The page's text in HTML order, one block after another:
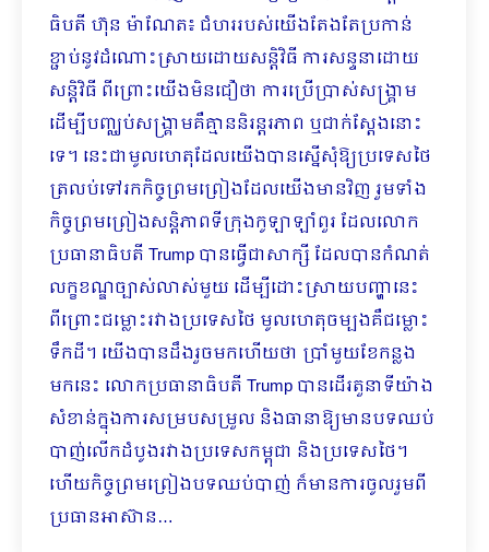
ធិបតី ហ៊ុន ម៉ាណែត៖ ជំហររបស់យើងតែងតែប្រកាន់
ខ្ជាប់នូវដំណោះស្រាយដោយសន្តិវិធី ការសន្ទនាដោយ
សន្តិវិធី ពីព្រោះយើងមិនជឿថា ការប្រើប្រាស់សង្គ្រាម
ដើម្បីបញ្ឈប់សង្គ្រាមគឺគ្មាននិរន្តរភាព ឬជាក់ស្តែងនោះ
ទេ។ នេះជាមូលហេតុដែលយើងបានស្នើសុំឱ្យប្រទេសថៃ
ត្រលប់ទៅរកកិច្ចព្រមព្រៀងដែលយើងមានវិញ រួមទាំង
កិច្ចព្រមព្រៀងសន្តិភាពទីក្រុងកូឡាឡាំពួរ ដែលលោក
ប្រធានាធិបតី Trump បានធ្វើជាសាក្សី ដែលបានកំណត់
លក្ខខណ្ឌច្បាស់លាស់មួយ ដើម្បីដោះស្រាយបញ្ហានេះ
ពីព្រោះជម្លោះរវាងប្រទេសថៃ មូលហេតុចម្បងគឺជម្លោះ
ទឹកដី។ យើងបានដឹងរួចមកហើយថា ប្រាំមួយខែកន្លង
មកនេះ លោកប្រធានាធិបតី Trump បានដើរតួនាទីយ៉ាង
សំខាន់ក្នុងការសម្របសម្រួល និងធានាឱ្យមានបទឈប់
បាញ់លើកដំបូងរវាងប្រទេសកម្ពុជា និងប្រទេសថៃ។
ហើយកិច្ចព្រមព្រៀងបទឈប់បាញ់ ក៏មានការចូលរួមពី
ប្រធានអាស៊ាន…